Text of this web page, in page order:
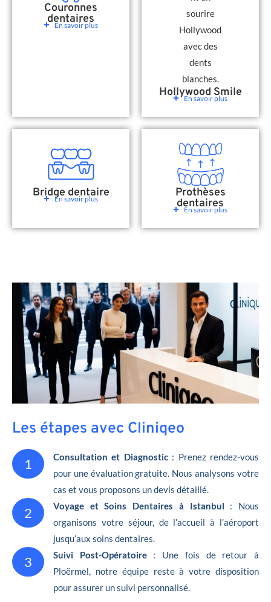
Couronnes
dentaires
En savoir plus
Hollywood Smile
En savoir plus
Bridge dentaire
En savoir plus Prothèses
dentaires
En savoir plus
Les étapes avec Cliniqeo
1 Consultation et Diagnostic: Prenez rendez-vous
pour une évaluation gratuite. Nous analysons votre
cas et vous proposons un devis détaillé.
2 Voyage et Soins Dentaires à Istanbul : Nous
organisons votre séjour, de l’accueil à l’aéroport
jusqu’aux soins dentaires.
3 Suivi Post-Opératoire : Une fois de retour à
Ploërmel, notre équipe reste à votre disposition
pour assurer un suivi personnalisé.